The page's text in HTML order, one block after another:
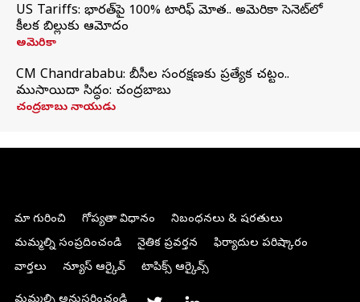
US Tariffs: భారత్‌పై 100% టారిఫ్‌ మోత.. అమెరికా సెనెట్‌లో
కీలక బిల్లుకు ఆమోదం
అమెరికా
CM Chandrababu: బీసీల సంరక్షణకు ప్రత్యేక చట్టం..
ముసాయిదా సిద్ధం: చంద్రబాబు
చంద్రబాబు నాయుడు
మా గురించి గోప్యతా విధానం
నిబంధనలు & షరతులు
మమ్మల్ని సంప్రదించండి
నైతిక ప్రవర్తన
ఫిర్యాదుల పరిష్కారం
వార్తలు
న్యూస్ ఆర్కైవ్ టాపిక్స్ ఆర్కైవ్స్